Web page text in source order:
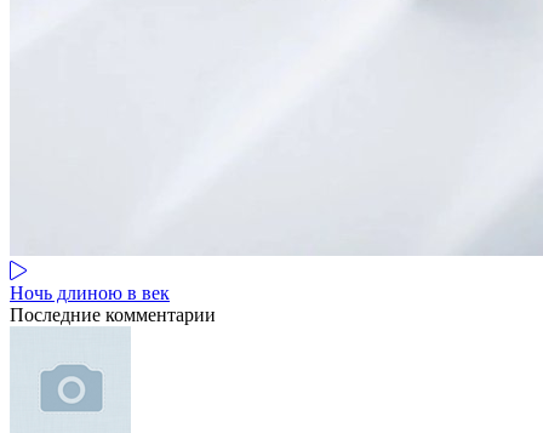
Ночь длиною в век
Последние комментарии